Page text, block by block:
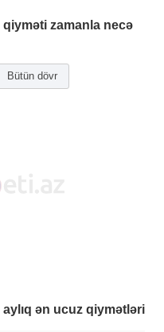
qiyməti zamanla necə
Bütün dövr
aylıq ən ucuz qiymətləri